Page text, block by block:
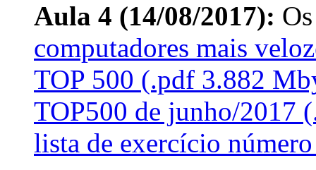
Aula 4 (14/08/2017):
computadores mais
TOP 500 (.pdf 3.882
TOP500 de junho/2017
lista de exercício